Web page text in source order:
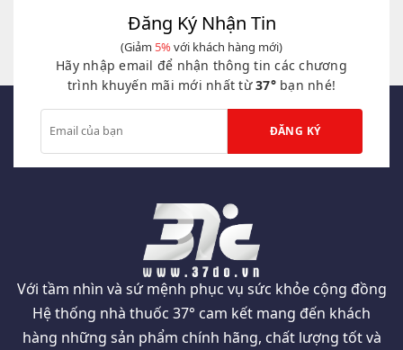
Đăng Ký Nhận Tin
(Giảm 5%với khách hàng mới)
Hãy nhập email để nhận thông tin các chương
trình khuyến mãi mới nhất từ37°bạn nhé!
Với tầm nhìn và sứ mệnh phục vụ sức khỏe cộng đồng
Hệ thống nhà thuốc 37° cam kết mang đến khách
hàng những sản phẩm chính hãng, chất lượng tốt và